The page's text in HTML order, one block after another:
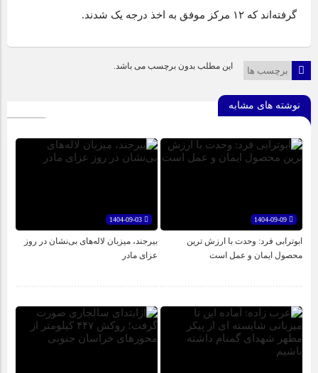
گرفته‌اند که ۱۲ مرکز موفق به اخذ درجه یک شدند.
برچسب ها این مطلب بدون برچسب می باشد.
نوشته های مشابه
1404-09-09
ابوترابی فرد: وحدت با ارزش ترین
محصول ایمان و عمل است
بیرجند، میزبان لاله‌های بی‌نشان در روز
عزای مادر